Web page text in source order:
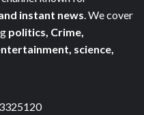
instant news. We cover
politics, Crime,
science,